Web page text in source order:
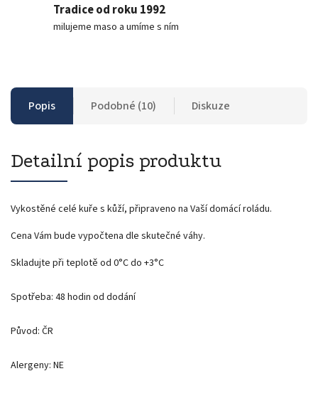
Tradice od roku 1992
milujeme maso a umíme s ním
Popis Podobné (10) Diskuze
Detailní popis produktu
Vykostěné celé kuře s kůží, připraveno na Vaší domácí roládu.
Cena Vám bude vypočtena dle skutečné váhy.
Skladujte při teplotě od 0°C do +3°C
Spotřeba: 48 hodin od dodání
Původ: ČR
Alergeny: NE